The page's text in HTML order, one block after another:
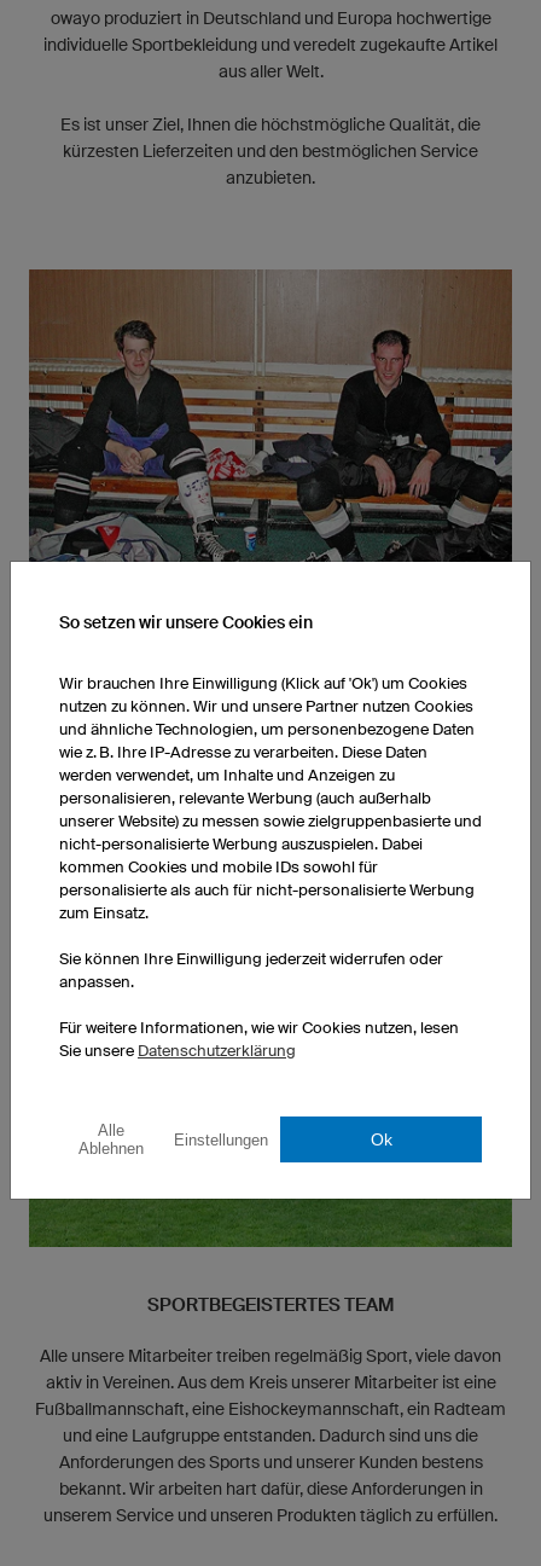
owayo produziert in Deutschland und Europa hochwertige
individuelle Sportbekleidung und veredelt zugekaufte Artikel
aus aller Welt.
Es ist unser Ziel, Ihnen die höchstmögliche Qualität, die
kürzesten Lieferzeiten und den bestmöglichen Service
anzubieten.
Gegründet wurde owayo im Jahr 2001 von drei Sportlern im
Wirtshaus. Dann ging alles ganz schnell. Einen sehr intensiven
Wimpernschlag später arbeiten wir auf 14.000 qm Büro- und
Produktionsfläche und verkaufen unsere Produkte in 167
Länder. Wir treiben immer noch gerne gemeinsam Sport und
gehen danach auf ein Gedenkbier.
SPORTBEGEISTERTES TEAM
Alle unsere Mitarbeiter treiben regelmäßig Sport, viele davon
aktiv in Vereinen. Aus dem Kreis unserer Mitarbeiter ist eine
Fußballmannschaft, eine Eishockeymannschaft, ein Radteam
und eine Laufgruppe entstanden. Dadurch sind uns die
Anforderungen des Sports und unserer Kunden bestens
bekannt. Wir arbeiten hart dafür, diese Anforderungen in
unserem Service und unseren Produkten täglich zu erfüllen.
So setzen wir unsere Cookies ein
Wir brauchen Ihre Einwilligung (Klick auf 'Ok') um Cookies
nutzen zu können. Wir und unsere Partner nutzen Cookies
und ähnliche Technologien, um personenbezogene Daten
wie z. B. Ihre IP-Adresse zu verarbeiten. Diese Daten
werden verwendet, um Inhalte und Anzeigen zu
personalisieren, relevante Werbung (auch außerhalb
unserer Website) zu messen sowie zielgruppenbasierte und
nicht-personalisierte Werbung auszuspielen. Dabei
kommen Cookies und mobile IDs sowohl für
personalisierte als auch für nicht-personalisierte Werbung
zum Einsatz.
Sie können Ihre Einwilligung jederzeit widerrufen oder
anpassen.
Für weitere Informationen, wie wir Cookies nutzen, lesen
Sie unsere Datenschutzerklärung
Alle
Ablehnen
Einstellungen Ok